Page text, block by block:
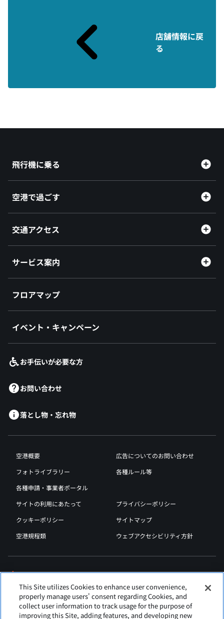
店舗情報に戻
る
飛行機に乗る
空港で過ごす
交通アクセス
サービス案内
フロアマップ
イベント・キャンペーン
お手伝いが必要な方
お問い合わせ
落とし物・忘れ物
空港概要
広告についてのお問い合わせ
フォトライブラリー
各種ルール等
各種申請・事業者ポータル
サイトの利用にあたって
プライバシーポリシー
クッキーポリシー
サイトマップ
空港規程類
ウェブアクセシビリティ方針
This Site utilizes Cookies to enhance user convenience,
properly manage users' consent regarding Cookies, and
collect user information to track usage for the purpose of
improving this Site, adding features, and developing new